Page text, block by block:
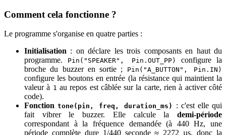
Comment cela fonctionne ?
Le programme s'organise en quatre parties :
Initialisation : on déclare les trois composants en haut du
programme.
Pin("SPEAKER", Pin.OUT_PP)
configure la
broche du buzzer en sortie ;
Pin("A_BUTTON", Pin.IN)
configure les boutons en entrée (la résistance qui maintient la
valeur à 1 au repos est câblée sur la carte, rien à activer côté
code).
Fonctiontone(pin, freq, duration_ms)
: c'est elle qui
fait vibrer le buzzer. Elle calcule la demi-période
correspondant à la fréquence demandée (à 440 Hz, une
période complète dure 1/440 seconde ≈ 2272 µs, donc la